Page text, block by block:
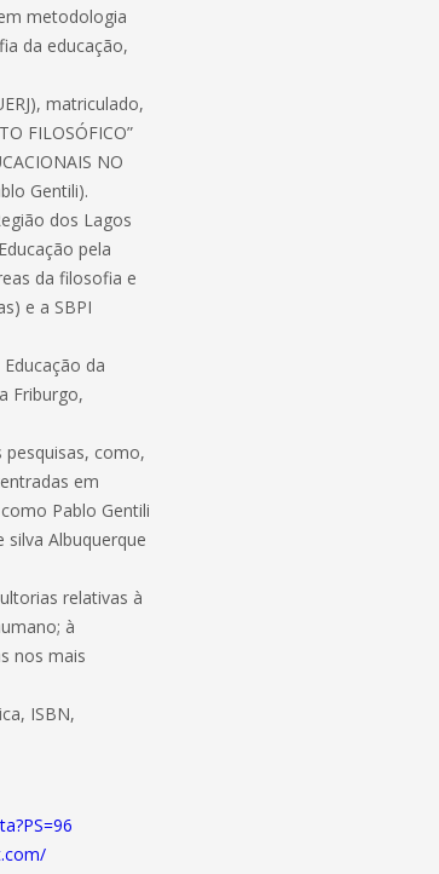
metodologia
da educação,
matriculado,
FILOSÓFICO”
NO
Gentili).
dos Lagos
pela
da filosofia e
e a SBPI
da
Friburgo,
como,
em
Pablo Gentili
silva Albuquerque
relativas à
à
nos mais
ISBN,